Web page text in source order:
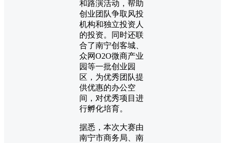
和路演活动，帮助
创业团队争取风投
机构和独立投资人
的投资。同时还联
合了南宁创客城、
众网O2O微商产业
园等一批创业园
区，为优秀团队提
供优惠的办公空
间，对优秀项目进
行孵化培育。
据悉，本次大赛由
南宁市商务局、南